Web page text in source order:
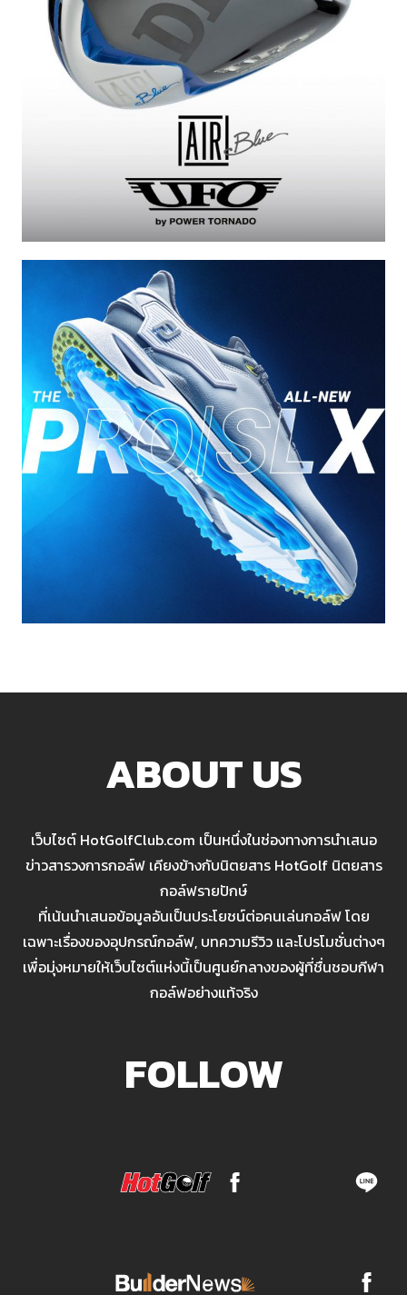
ABOUT US
เว็บไซต์ HotGolfClub.com เป็นหนึ่งในช่องทางการนำเสนอ
ข่าวสารวงการกอล์ฟ เคียงข้างกับนิตยสาร HotGolf นิตยสาร
กอล์ฟรายปักษ์
ที่เน้นนำเสนอข้อมูลอันเป็นประโยชน์ต่อคนเล่นกอล์ฟ โดย
เฉพาะเรื่องของอุปกรณ์กอล์ฟ, บทความรีวิว และโปรโมชั่นต่างๆ
เพื่อมุ่งหมายให้เว็บไซต์แห่งนี้เป็นศูนย์กลางของผู้ที่ชื่นชอบกีฬา
กอล์ฟอย่างแท้จริง
FOLLOW